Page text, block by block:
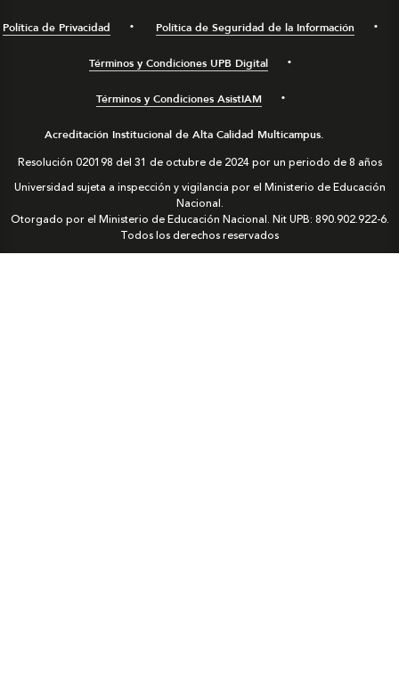
Política de Privacidad Política de Seguridad de la Información
Términos y Condiciones UPB Digital
Términos y Condiciones AsistIAM
Acreditación Institucional de Alta Calidad Multicampus.
Resolución 020198 del 31 de octubre de 2024 por un periodo de 8 años
Universidad sujeta a inspección y vigilancia por el Ministerio de Educación
Nacional.
Otorgado por el Ministerio de Educación Nacional. Nit UPB: 890.902.922-6.
Todos los derechos reservados